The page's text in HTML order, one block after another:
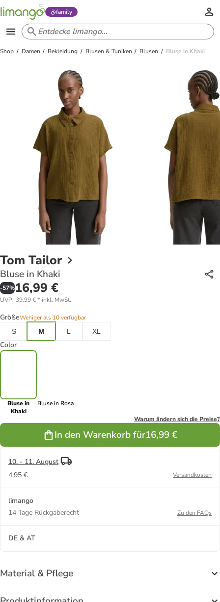
family
Shop Damen Bekleidung Blusen & Tuniken Blusen Bluse in Khaki
Tom Tailor
Bluse in Khaki
-57%16,99 €
UVP: 39,99 €* inkl. MwSt.
GrößeWeniger als 10 verfügbar
S
M L XL
Color
Bluse in
Khaki
Bluse in Rosa
Warum ändern sich die Preise?
In den Warenkorb für16,99 €
10. - 11. August
4,95 €
Versandkosten
limango
14 Tage Rückgaberecht
Zu den FAQs
DE & AT
Material & Pflege